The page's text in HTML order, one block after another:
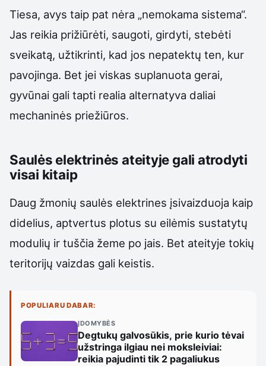
Tiesa, avys taip pat nėra „nemokama sistema“.
Jas reikia prižiūrėti, saugoti, girdyti, stebėti
sveikatą, užtikrinti, kad jos nepatektų ten, kur
pavojinga. Bet jei viskas suplanuota gerai,
gyvūnai gali tapti realia alternatyva daliai
mechaninės priežiūros.
Saulės elektrinės ateityje gali atrodyti
visai kitaip
Daug žmonių saulės elektrines įsivaizduoja kaip
didelius, aptvertus plotus su eilėmis sustatytų
modulių ir tuščia žeme po jais. Bet ateityje tokių
teritorijų vaizdas gali keistis.
POPULIARU DABAR:
ĮDOMYBĖS
Degtukų galvosūkis, prie kurio tėvai
užstringa ilgiau nei moksleiviai:
reikia pajudinti tik 2 pagaliukus